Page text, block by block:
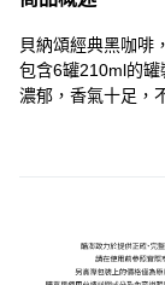
貝納頌經典黑咖啡
包含6罐210ml的
濃郁，香氣十足，
味蕾。嚴選優質咖